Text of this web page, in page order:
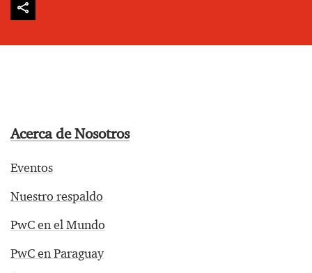
Acerca de Nosotros
Eventos
Nuestro respaldo
PwC en el Mundo
PwC en Paraguay